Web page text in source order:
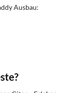
Ausbau: